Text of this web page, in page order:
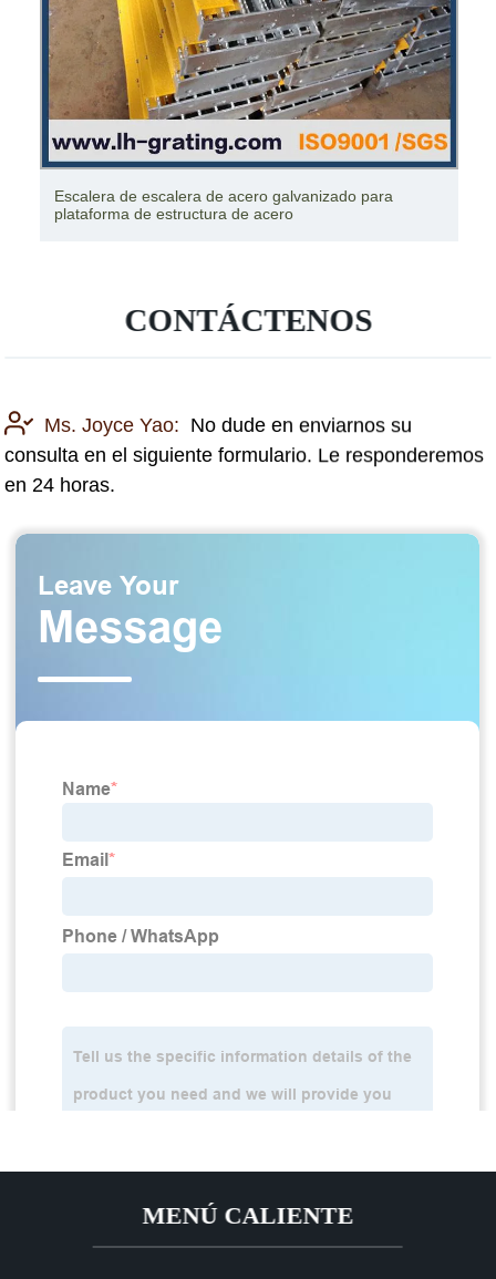
Escalera de gato de acero de estructura personalizada
con jaula de seguridad
CONTÁCTENOS
Ms. Joyce Yao: No dude en enviarnos su
consulta en el siguiente formulario. Le responderemos
en 24 horas.
MENÚ CALIENTE